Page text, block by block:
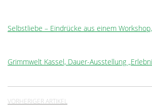
Selbstliebe – Eindrücke aus einem
Grimmwelt Kassel, Dauer-Ausstellung
VORHERIGER ARTIKEL